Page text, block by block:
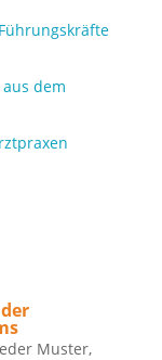
dem
Muster,